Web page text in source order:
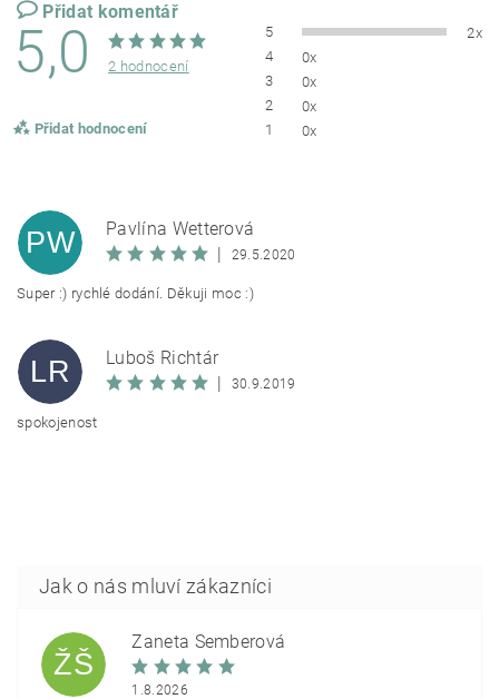
Přidat komentář
5,0 2 hodnocení
Přidat hodnocení
5
2x
4
0x
3
0x
2
0x
1
0x
PW
Pavlína Wetterová
|
29.5.2020
Super :) rychlé dodání. Děkuji moc :)
LR
Luboš Richtár
|
30.9.2019
spokojenost
ŽŠ
Žaneta Šemberová
1.8.2026